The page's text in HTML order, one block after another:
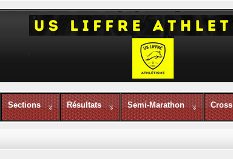
Sections Résultats Semi-Marathon Cross